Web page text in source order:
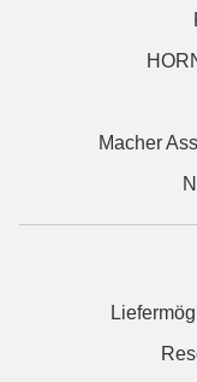
Macher